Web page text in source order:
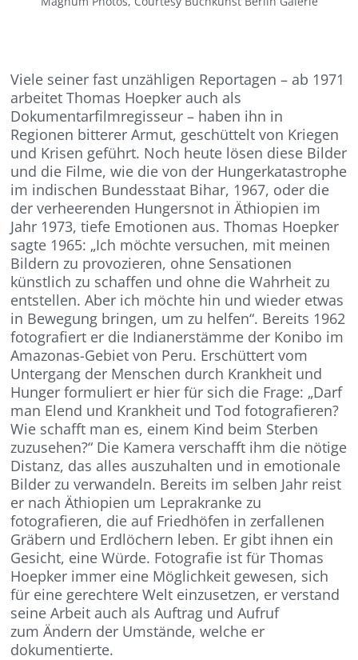
Viele seiner fast unzähligen Reportagen – ab 1971
arbeitet Thomas Hoepker auch als
Dokumentarfilmregisseur – haben ihn in
Regionen bitterer Armut, geschüttelt von Kriegen
und Krisen geführt. Noch heute lösen diese Bilder
und die Filme, wie die von der Hungerkatastrophe
im indischen Bundesstaat Bihar, 1967, oder die
der verheerenden Hungersnot in Äthiopien im
Jahr 1973, tiefe Emotionen aus. Thomas Hoepker
sagte 1965: „Ich möchte versuchen, mit meinen
Bildern zu provozieren, ohne Sensationen
künstlich zu schaffen und ohne die Wahrheit zu
entstellen. Aber ich möchte hin und wieder etwas
in Bewegung bringen, um zu helfen“. Bereits 1962
fotografiert er die Indianerstämme der Konibo im
Amazonas-Gebiet von Peru. Erschüttert vom
Untergang der Menschen durch Krankheit und
Hunger formuliert er hier für sich die Frage: „Darf
man Elend und Krankheit und Tod fotografieren?
Wie schafft man es, einem Kind beim Sterben
zuzusehen?“ Die Kamera verschafft ihm die nötige
Distanz, das alles auszuhalten und in emotionale
Bilder zu verwandeln. Bereits im selben Jahr reist
er nach Äthiopien um Leprakranke zu
fotografieren, die auf Friedhöfen in zerfallenen
Gräbern und Erdlöchern leben. Er gibt ihnen ein
Gesicht, eine Würde. Fotografie ist für Thomas
Hoepker immer eine Möglichkeit gewesen, sich
für eine gerechtere Welt einzusetzen, er verstand
seine Arbeit auch als Auftrag und Aufruf
zum Ändern der Umstände, welche er
dokumentierte.